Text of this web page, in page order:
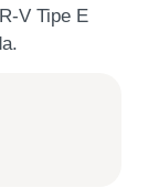
V Tipe E